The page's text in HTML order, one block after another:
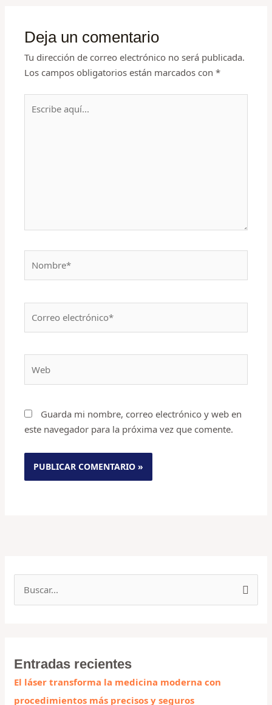
Deja un comentario
Tu dirección de correo electrónico no será publicada.
Los campos obligatorios están marcados con*
aquí...
electrónico*
Guarda mi nombre, correo electrónico y web en
este navegador para la próxima vez que comente.
a
r
p
Entradas recientes
El láser transforma la medicina moderna con
procedimientos más precisos y seguros